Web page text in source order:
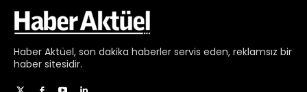
Haber Aktüel, son dakika haberler servis eden, reklamsız bir
haber sitesidir.